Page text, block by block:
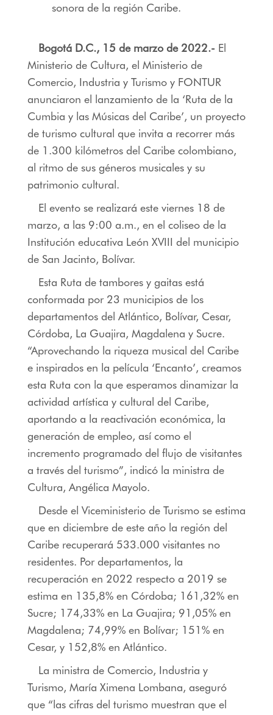
sonora de la región Caribe.
Bogotá D.C., 15 de marzo de 2022.- El
Ministerio de Cultura, el Ministerio de
Comercio, Industria y Turismo y FONTUR
anunciaron el lanzamiento de la ‘Ruta de la
Cumbia y las Músicas del Caribe’, un proyecto
de turismo cultural que invita a recorrer más
de 1.300 kilómetros del Caribe colombiano,
al ritmo de sus géneros musicales y su
patrimonio cultural.
El evento se realizará este viernes 18 de
marzo, a las 9:00 a.m., en el coliseo de la
Institución educativa León XVIII del municipio
de San Jacinto, Bolívar.
Esta Ruta de tambores y gaitas está
conformada por 23 municipios de los
departamentos del Atlántico, Bolívar, Cesar,
Córdoba, La Guajira, Magdalena y Sucre.
“Aprovechando la riqueza musical del Caribe
e inspirados en la película ‘Encanto’, creamos
esta Ruta con la que esperamos dinamizar la
actividad artística y cultural del Caribe,
aportando a la reactivación económica, la
generación de empleo, así como el
incremento programado del flujo de visitantes
a través del turismo”, indicó la ministra de
Cultura, Angélica Mayolo.
Desde el Viceministerio de Turismo se estima
que en diciembre de este año la región del
Caribe recuperará 533.000 visitantes no
residentes. Por departamentos, la
recuperación en 2022 respecto a 2019 se
estima en 135,8% en Córdoba; 161,32% en
Sucre; 174,33% en La Guajira; 91,05% en
Magdalena; 74,99% en Bolívar; 151% en
Cesar, y 152,8% en Atlántico.
La ministra de Comercio, Industria y
Turismo, María Ximena Lombana, aseguró
que “las cifras del turismo muestran que el